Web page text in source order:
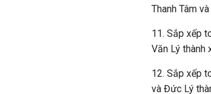
Thanh Tâm
11. Sắp xếp
Văn Lý thành
12. Sắp xếp
và Đức Lý